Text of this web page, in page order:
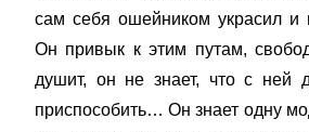
сам себя ошейником украсил и
Он привык к этим путам,
душит, он не знает, что с ней
приспособить… Он знает одну